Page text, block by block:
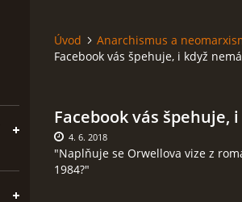
Úvod Anarchismus a
Facebook vás špehuje, i když
Facebook vás špehuje,
"Naplňuje se Orwellova vize z
1984?"
4. 6. 2018